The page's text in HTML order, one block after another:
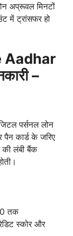
अप्रूवल मिनटों
में ट्रांसफर हो
Aadhar
–
पर्सनल लोन
पैन कार्ड के जरिए
की लंबी बैंक
तक
स्कोर और